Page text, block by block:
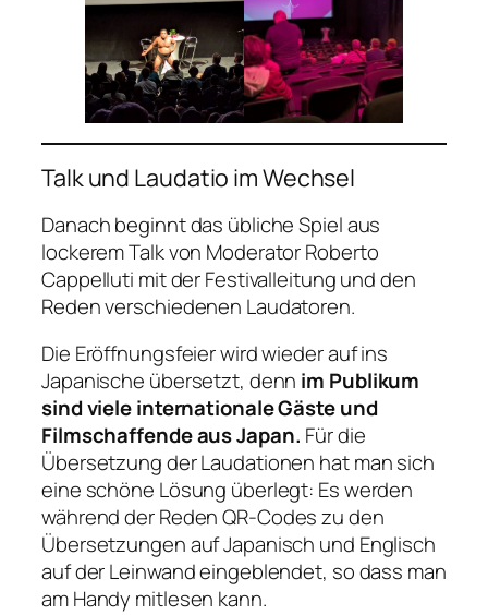
Talk und Laudatio im Wechsel
Danach beginnt das übliche Spiel aus
lockerem Talk von Moderator Roberto
Cappelluti mit der Festivalleitung und den
Reden verschiedenen Laudatoren.
Die Eröffnungsfeier wird wieder auf ins
Japanische übersetzt, denn im Publikum
sind viele internationale Gäste und
Filmschaffende aus Japan. Für die
Übersetzung der Laudationen hat man sich
eine schöne Lösung überlegt: Es werden
während der Reden QR-Codes zu den
Übersetzungen auf Japanisch und Englisch
auf der Leinwand eingeblendet, so dass man
am Handy mitlesen kann.